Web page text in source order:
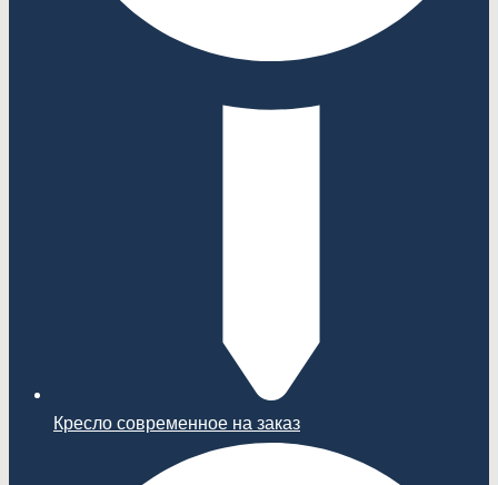
Кресло современное на заказ